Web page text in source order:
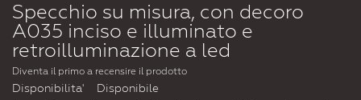
Specchio su misura, con decoro
A035 inciso e illuminato e
retroilluminazione a led
Diventa il primo a recensire il prodotto
Disponibilita'
Disponibile